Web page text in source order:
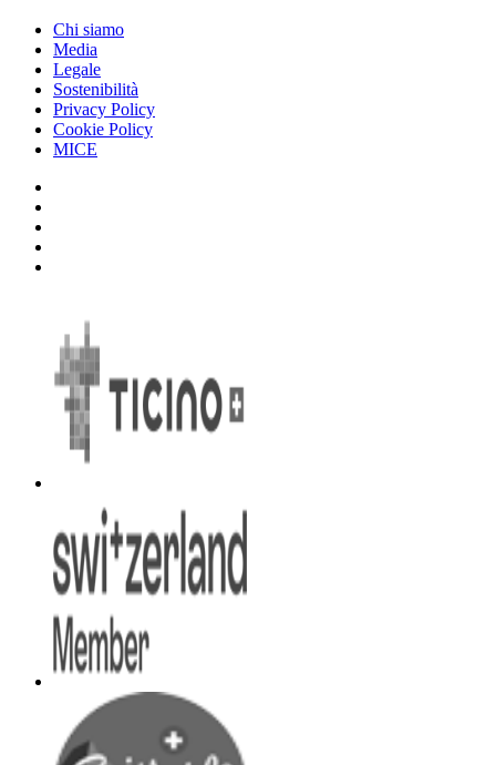
Chi siamo
Media
Legale
Sostenibilità
Privacy Policy
Cookie Policy
MICE